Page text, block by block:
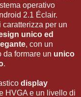
operativo
2.1 Éclair.
caratterizza per un
unico ed
, con un
da formare un unico
.
display
HVGA e un livello di